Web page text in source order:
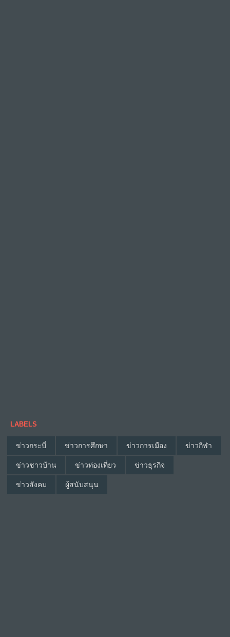
LABELS
ข่าวกระบี่ ข่าวการศึกษา ข่าวการเมือง ข่าวกีฬา
ข่าวชาวบ้าน ข่าวท่องเที่ยว ข่าวธุรกิจ
ข่าวสังคม ผู้สนับสนุน